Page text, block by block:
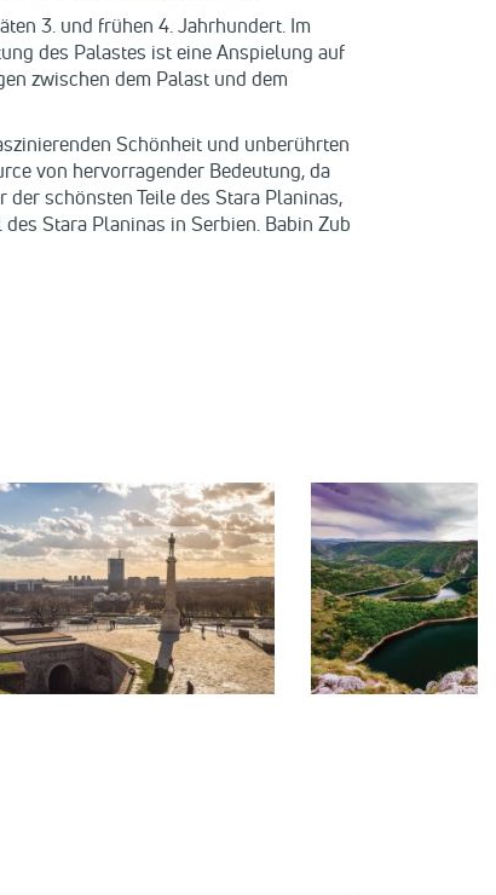
3. und frühen 4. Jahrhundert. Im
des Palastes ist eine Anspielung auf
zwischen dem Palast und dem
Schönheit und unberührten
von hervorragender Bedeutung, da
schönsten Teile des Stara Planinas,
Stara Planinas in Serbien. Babin Zub